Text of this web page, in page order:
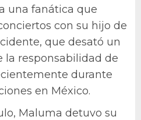
una fanática que
con su hijo de
que desató un
la responsabilidad de
durante
en México.
Maluma detuvo su